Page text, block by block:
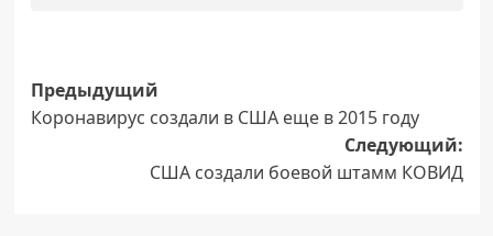
Навигация
записи
Предыдущий
Коронавирус создали в США еще в 2015 году
Следующий:
США создали боевой штамм КОВИД